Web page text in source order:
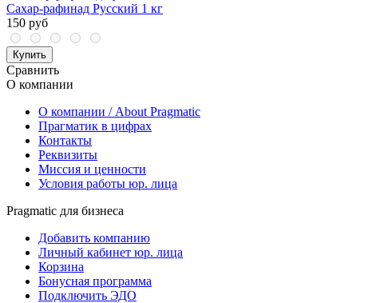
Сахар-рафинад Русский 1 кг
150 руб
Купить
Сравнить
О компании
О компании / About Pragmatic
Прагматик в цифрах
Контакты
Реквизиты
Миссия и ценности
Условия работы юр. лица
Pragmatic для бизнеса
Добавить компанию
Личный кабинет юр. лица
Корзина
Бонусная программа
Подключить ЭДО